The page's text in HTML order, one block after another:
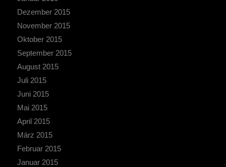
Dezember 2015
November 2015
Oktober 2015
September 2015
August 2015
Juli 2015
Juni 2015
Mai 2015
April 2015
März 2015
Februar 2015
Januar 2015